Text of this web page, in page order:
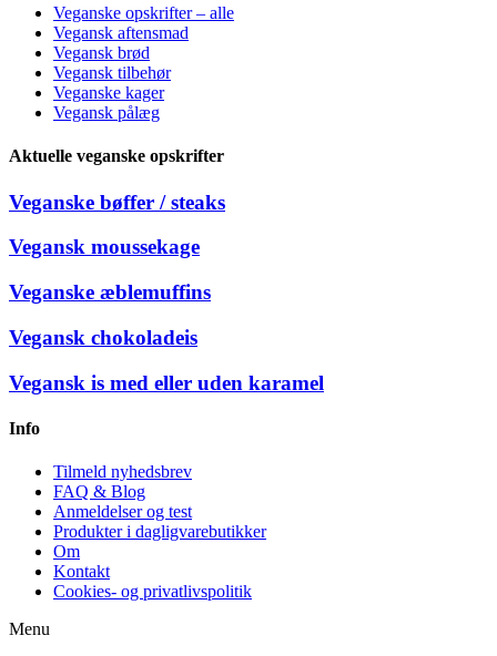
Veganske opskrifter – alle
Vegansk aftensmad
Vegansk brød
Vegansk tilbehør
Veganske kager
Vegansk pålæg
Aktuelle veganske opskrifter
Veganske bøffer / steaks
Vegansk moussekage
Veganske æblemuffins
Vegansk chokoladeis
Vegansk is med eller uden karamel
Info
Tilmeld nyhedsbrev
FAQ & Blog
Anmeldelser og test
Produkter i dagligvarebutikker
Om
Kontakt
Cookies- og privatlivspolitik
Menu